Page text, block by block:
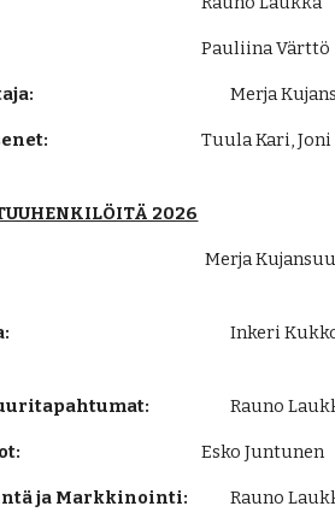
Pauliina Värttö
Merja
Tuula Kari,
2026
Merja
Inkeri
Rauno
Esko Juntunen
ja Markkinointi: Rauno